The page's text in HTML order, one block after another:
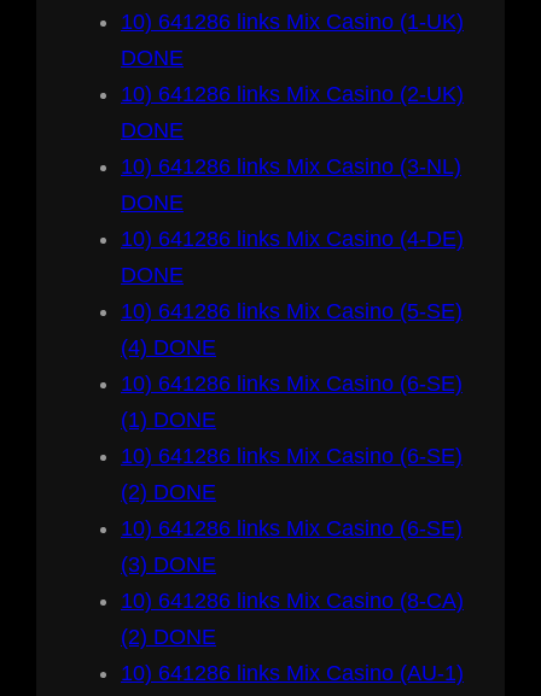
10) 641286 links Mix Casino (1-UK)
DONE
10) 641286 links Mix Casino (2-UK)
DONE
10) 641286 links Mix Casino (3-NL)
DONE
10) 641286 links Mix Casino (4-DE)
DONE
10) 641286 links Mix Casino (5-SE)
(4) DONE
10) 641286 links Mix Casino (6-SE)
(1) DONE
10) 641286 links Mix Casino (6-SE)
(2) DONE
10) 641286 links Mix Casino (6-SE)
(3) DONE
10) 641286 links Mix Casino (8-CA)
(2) DONE
10) 641286 links Mix Casino (AU-1)